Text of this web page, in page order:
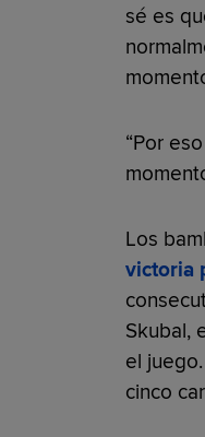
sé es
“Por
Los
victoria
Skubal,
el
cinco